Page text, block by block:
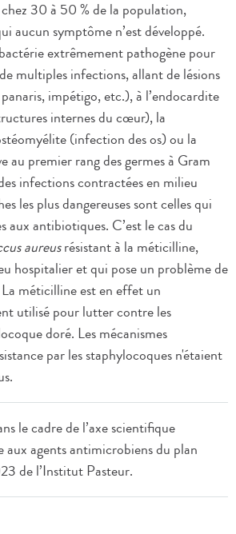
30 à 50 % de la population,
aucun symptôme n’est développé.
extrêmement pathogène pour
multiples infections, allant de lésions
impétigo, etc.), à l’endocardite
internes du cœur), la
(infection des os) ou la
au premier rang des germes à Gram
infections contractées en milieu
les plus dangereuses sont celles qui
aux antibiotiques. C’est le cas du
aureusrésistant à la méticilline,
hospitalier et qui pose un problème de
méticilline est en effet un
utilisé pour lutter contre les
doré. Les mécanismes
par les staphylocoques n'étaient
le cadre de l’axe scientifique
aux agents antimicrobiens du plan
de l’Institut Pasteur.